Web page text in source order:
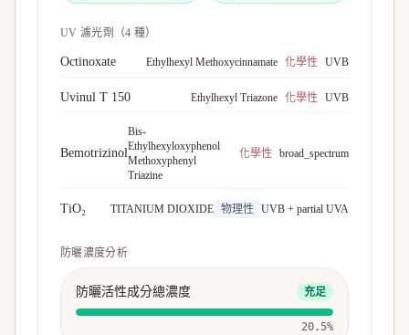
UV 濾光劑（4 種）
Octinoxate Ethylhexyl Methoxycinnamate 化學性 UVB
Uvinul T 150 Ethylhexyl Triazone 化學性 UVB
Bemotrizinol
Bis-
Ethylhexyloxyphenol
Methoxyphenyl
Triazine
化學性 broad_spectrum
TiO₂ TITANIUM DIOXIDE 物理性 UVB + partial UVA
防曬濃度分析
防曬活性成分總濃度 充足
20.5%